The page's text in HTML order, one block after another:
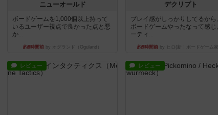
ニューオールド
ボードゲームを1,000個以上持って
いるユーザー視点で良かった点と悪
か...
約8時間前 by オグランド（Oguland）
デクリプト
プレイ感がしっかりしてるから
ボードゲームやったなって感じ
ーティ...
約9時間前by ヒロ(新！ボードゲーム家
レビュー レビュー